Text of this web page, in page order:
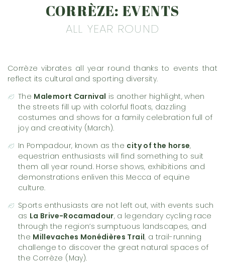
CORRÈZE: EVENTS
ALL YEAR ROUND
Corrèze vibrates all year round thanks to events that
reflect its cultural and sporting diversity.
The Malemort Carnival is another highlight, when
the streets fill up with colorful floats, dazzling
costumes and shows for a family celebration full of
joy and creativity (March).
In Pompadour, known as the city of the horse,
equestrian enthusiasts will find something to suit
them all year round. Horse shows, exhibitions and
demonstrations enliven this Mecca of equine
culture.
Sports enthusiasts are not left out, with events such
as La Brive-Rocamadour, a legendary cycling race
through the region’s sumptuous landscapes, and
the Millevaches Monédières Trail, a trail-running
challenge to discover the great natural spaces of
the Corrèze (May).